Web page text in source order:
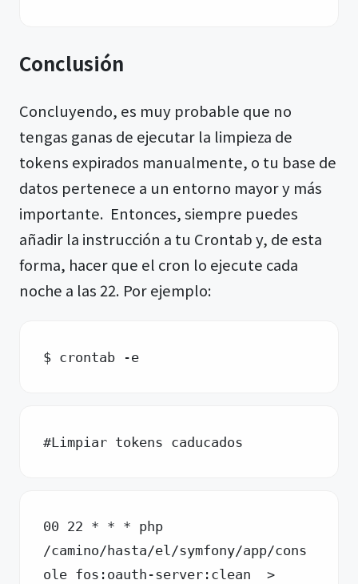
Conclusión
Concluyendo, es muy probable que no
tengas ganas de ejecutar la limpieza de
tokens expirados manualmente, o tu base de
datos pertenece a un entorno mayor y más
importante. Entonces, siempre puedes
añadir la instrucción a tu Crontab y, de esta
forma, hacer que el cron lo ejecute cada
noche a las 22. Por ejemplo:
$ crontab -e
#Limpiar tokens caducados
00 22 * * * php
/camino/hasta/el/symfony/app/cons
ole fos:oauth-server:clean  >